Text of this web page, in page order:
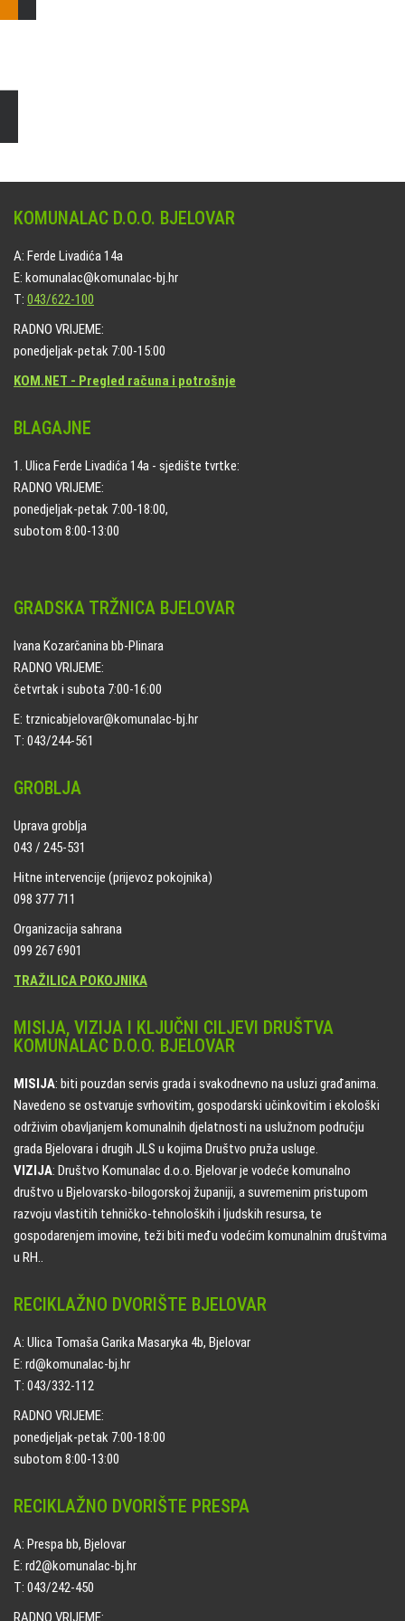
KOMUNALAC D.O.O. BJELOVAR
A: Ferde Livadića 14a
E: komunalac@komunalac-bj.hr
T: 043/622-100
RADNO VRIJEME:
ponedjeljak-petak 7:00-15:00
KOM.NET - Pregled računa i potrošnje
BLAGAJNE
1. Ulica Ferde Livadića 14a - sjedište tvrtke:
RADNO VRIJEME:
ponedjeljak-petak 7:00-18:00,
subotom 8:00-13:00
GRADSKA TRŽNICA BJELOVAR
Ivana Kozarčanina bb-Plinara
RADNO VRIJEME:
četvrtak i subota 7:00-16:00
E: trznicabjelovar@komunalac-bj.hr
T: 043/244-561
GROBLJA
Uprava groblja
043 / 245-531
Hitne intervencije (prijevoz pokojnika)
098 377 711
Organizacija sahrana
099 267 6901
TRAŽILICA POKOJNIKA
MISIJA, VIZIJA I KLJUČNI CILJEVI DRUŠTVA
KOMUNALAC D.O.O. BJELOVAR
MISIJA: biti pouzdan servis grada i svakodnevno na usluzi građanima.
Navedeno se ostvaruje svrhovitim, gospodarski učinkovitim i ekološki
održivim obavljanjem komunalnih djelatnosti na uslužnom području
grada Bjelovara i drugih JLS u kojima Društvo pruža usluge.
VIZIJA: Društvo Komunalac d.o.o. Bjelovar je vodeće komunalno
društvo u Bjelovarsko-bilogorskoj županiji, a suvremenim pristupom
razvoju vlastitih tehničko-tehnoloških i ljudskih resursa, te
gospodarenjem imovine, teži biti među vodećim komunalnim društvima
u RH..
RECIKLAŽNO DVORIŠTE BJELOVAR
A: Ulica Tomaša Garika Masaryka 4b, Bjelovar
E: rd@komunalac-bj.hr
T: 043/332-112
RADNO VRIJEME:
ponedjeljak-petak 7:00-18:00
subotom 8:00-13:00
RECIKLAŽNO DVORIŠTE PRESPA
A: Prespa bb, Bjelovar
E: rd2@komunalac-bj.hr
T: 043/242-450
RADNO VRIJEME: